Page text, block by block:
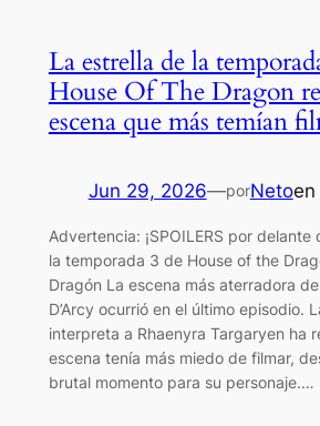
La estrella de la
House Of The Dragon
escena que más temían
Jun 29, 2026—porNetoen
Advertencia: ¡SPOILERS por
la temporada 3 de House of the
Dragón La escena más aterradora
D’Arcy ocurrió en el último episodio.
interpreta a Rhaenyra Targaryen ha
escena tenía más miedo de filmar,
brutal momento para su personaje.…